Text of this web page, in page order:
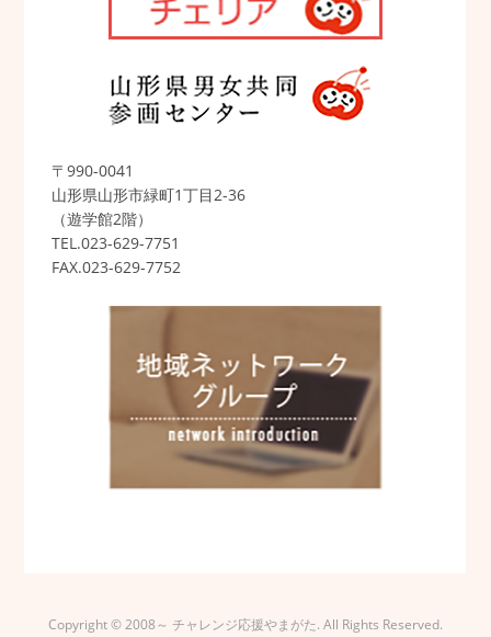
〒990-0041
山形県山形市緑町1丁目2-36
（遊学館2階）
TEL.023-629-7751
FAX.023-629-7752
Copyright © 2008～ チャレンジ応援やまがた. All Rights Reserved.